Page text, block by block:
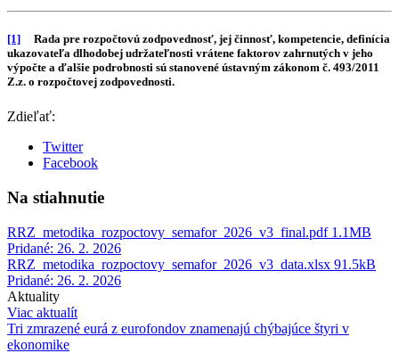
[1] Rada pre rozpočtovú zodpovednosť, jej činnosť, kompetencie, definícia
ukazovateľa dlhodobej udržateľnosti vrátene faktorov zahrnutých v jeho
výpočte a ďalšie podrobnosti sú stanovené ústavným zákonom č. 493/2011
Z.z. o rozpočtovej zodpovednosti.
Zdieľať:
Twitter
Facebook
Na stiahnutie
RRZ_metodika_rozpoctovy_semafor_2026_v3_final.pdf 1.1MB
Pridané: 26. 2. 2026
RRZ_metodika_rozpoctovy_semafor_2026_v3_data.xlsx 91.5kB
Pridané: 26. 2. 2026
Aktuality
Viac aktualít
Tri zmrazené eurá z eurofondov znamenajú chýbajúce štyri v
ekonomike